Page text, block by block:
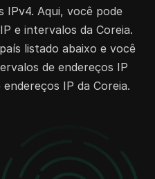
IPv4. Aqui, você pode
e intervalos da Coreia.
listado abaixo e você
de endereços IP
IP da Coreia.